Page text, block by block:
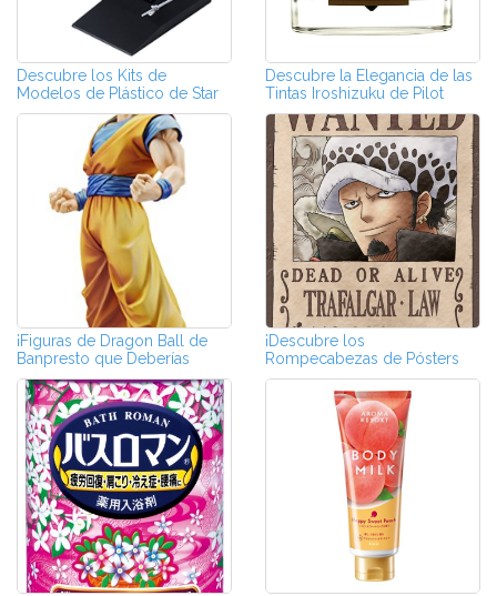
Descubre los Kits de
Modelos de Plástico de Star
Wars de Ban...
Descubre la Elegancia de las
Tintas Iroshizuku de Pilot
¡Figuras de Dragon Ball de
Banpresto que Deberías
Conocer!
¡Descubre los
Rompecabezas de Pósters
'WANTED' de One Piece!